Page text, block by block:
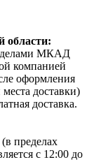
области:
МКАД
компанией
оформления
места доставки)
доставка.
(в пределах
с 12:00 до